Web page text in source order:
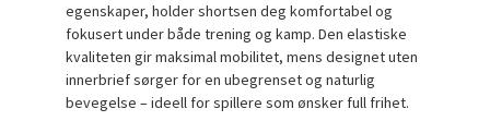
egenskaper, holder shortsen deg komfortabel og
fokusert under både trening og kamp. Den elastiske
kvaliteten gir maksimal mobilitet, mens designet uten
innerbrief sørger for en ubegrenset og naturlig
bevegelse – ideell for spillere som ønsker full frihet.